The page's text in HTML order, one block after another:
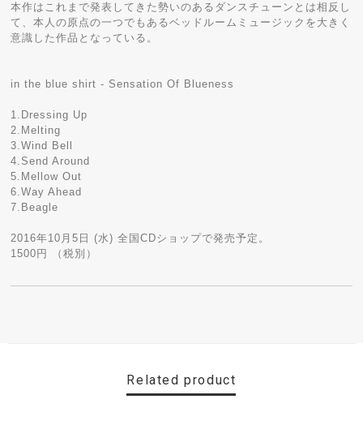
本作はこれまで発表してきた勢いのあるダンスチューンとは相反し
て、本人の原点の一つでもあるベッドルームミュージックを大きく
意識した作品となっている。
in the blue shirt - Sensation Of Blueness
1.Dressing Up
2.Melting
3.Wind Bell
4.Send Around
5.Mellow Out
6.Way Ahead
7.Beagle
2016年10月5日 (水) 全国CDショップで発売予定。
1500円 （税別）
Related product